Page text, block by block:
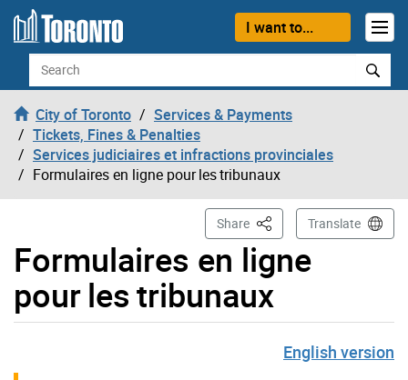
Skip to content
I want to...
Search
City of Toronto
Services & Payments
Tickets, Fines & Penalties
Services judiciaires et infractions provinciales
Formulaires en ligne pour les tribunaux
Formulaires en ligne
pour les tribunaux
Share This PageTranslate
English version